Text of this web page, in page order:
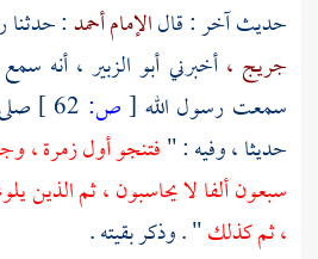
حديث آخر : قالالإمام أحمد: حدثنا
جريج ،أخبرني أبو الزبير ، أنه سمع
سمعت رسول الله [ص:
حديثا ، وفيه : "فتنجو أول زمرة ،
سبعون ألفا لا يحاسبون ، ثم الذين
، ثم كذلك" . وذكر بقيته .